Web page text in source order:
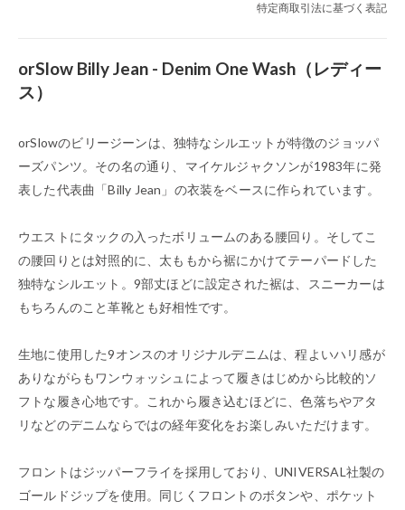
特定商取引法に基づく表記
orSlow Billy Jean - Denim One Wash（レディー
ス）
orSlowのビリージーンは、独特なシルエットが特徴のジョッパ
ーズパンツ。その名の通り、マイケルジャクソンが1983年に発
表した代表曲「Billy Jean」の衣装をベースに作られています。
ウエストにタックの入ったボリュームのある腰回り。そしてこ
の腰回りとは対照的に、太ももから裾にかけてテーパードした
独特なシルエット。9部丈ほどに設定された裾は、スニーカーは
もちろんのこと革靴とも好相性です。
生地に使用した9オンスのオリジナルデニムは、程よいハリ感が
ありながらもワンウォッシュによって履きはじめから比較的ソ
フトな履き心地です。これから履き込むほどに、色落ちやアタ
リなどのデニムならではの経年変化をお楽しみいただけます。
フロントはジッパーフライを採用しており、UNIVERSAL社製の
ゴールドジップを使用。同じくフロントのボタンや、ポケット